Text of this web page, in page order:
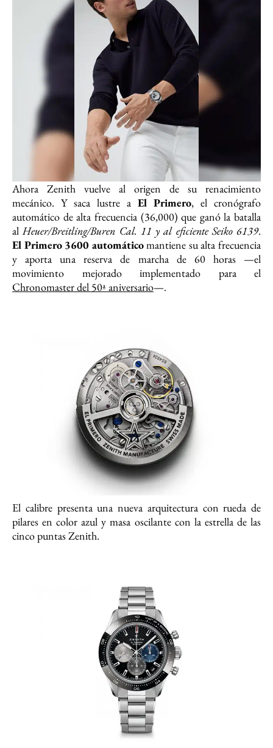
Ahora Zenith vuelve al origen de su renacimiento
mecánico. Y saca lustre a El Primero, el cronógrafo
automático de alta frecuencia (36,000) que ganó la batalla
al Heuer/Breitling/Buren Cal. 11 y al eficiente Seiko 6139.
El Primero 3600 automáticomantiene su alta frecuencia
y aporta una reserva de marcha de 60 horas —el
movimiento mejorado implementado para el
Chronomaster del 50ª aniversario—.
El calibre presenta una nueva arquitectura con rueda de
pilares en color azul y masa oscilante con la estrella de las
cinco puntas Zenith.